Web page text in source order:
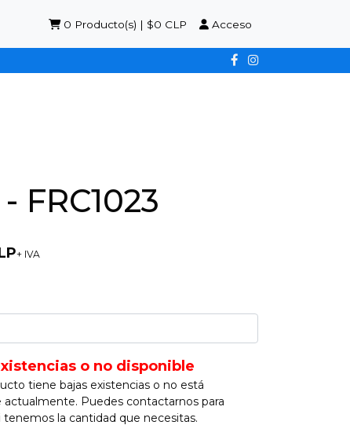
0 Producto(s) | $0 CLP Acceso
FRC1023
+ IVA
o no disponible
tiene bajas existencias o no está
actualmente. Puedes contactarnos para
tenemos la cantidad que necesitas.